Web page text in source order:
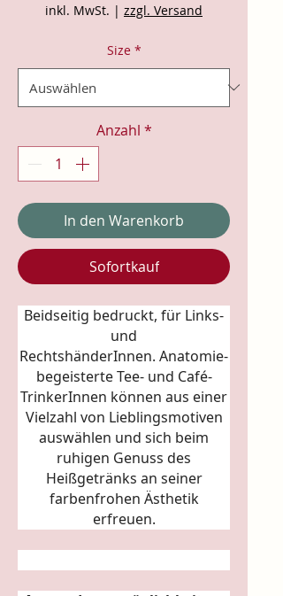
inkl. MwSt. | zzgl. Versand
Size *
Anzahl *
In den Warenkorb
Sofortkauf
Beidseitig bedruckt, für Links-
und
RechtshänderInnen. Anatomie-
begeisterte Tee- und Café-
TrinkerInnen können aus einer
Vielzahl von Lieblingsmotiven
auswählen und sich beim
ruhigen Genuss des
Heißgetränks an seiner
farbenfrohen Ästhetik
erfreuen.